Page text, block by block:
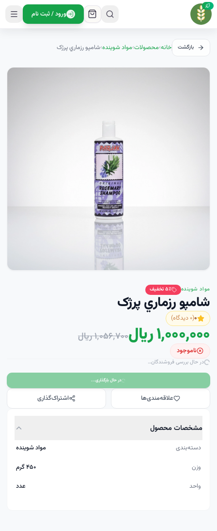
ورود / ثبت نام
بازگشت خانه›محصولات›مواد شوینده›شامپو رزماري پرژک
مواد شوینده ۵٪ تخفیف
شامپو رزماري پرژک
۰(۰ دیدگاه)
۱٬۰۰۰٬۰۰۰ ریال ۱٬۰۵۶٬۷۰۰ ریال
ناموجود
در حال بررسی فروشندگان…
در حال بارگذاری...
علاقه‌مندی‌ها اشتراک‌گذاری
مشخصات محصول
دسته‌بندی
مواد شوینده
وزن
۴۵۰ گرم
واحد
عدد